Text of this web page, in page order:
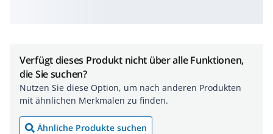
Verfügt dieses Produkt nicht über alle Funktionen,
die Sie suchen?
Nutzen Sie diese Option, um nach anderen Produkten
mit ähnlichen Merkmalen zu finden.
Ähnliche Produkte suchen